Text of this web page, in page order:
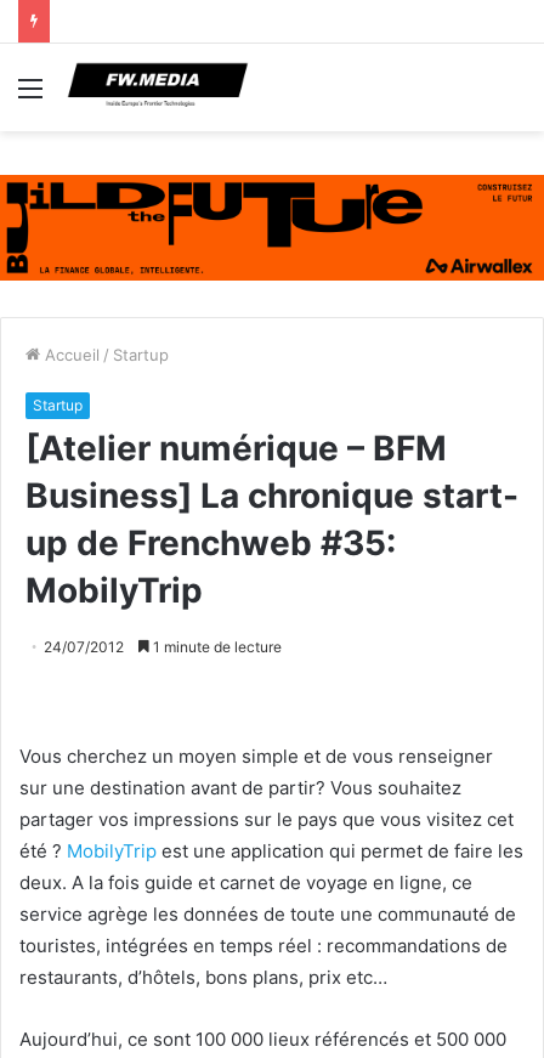
Menu
Accueil / Startup
Startup
[Atelier numérique – BFM
Business] La chronique start-
up de Frenchweb #35:
MobilyTrip
24/07/2012 1 minute de lecture
Vous cherchez un moyen simple et de vous renseigner
sur une destination avant de partir? Vous souhaitez
partager vos impressions sur le pays que vous visitez cet
été ? MobilyTrip est une application qui permet de faire les
deux. A la fois guide et carnet de voyage en ligne, ce
service agrège les données de toute une communauté de
touristes, intégrées en temps réel : recommandations de
restaurants, d’hôtels, bons plans, prix etc…
Aujourd’hui, ce sont 100 000 lieux référencés et 500 000